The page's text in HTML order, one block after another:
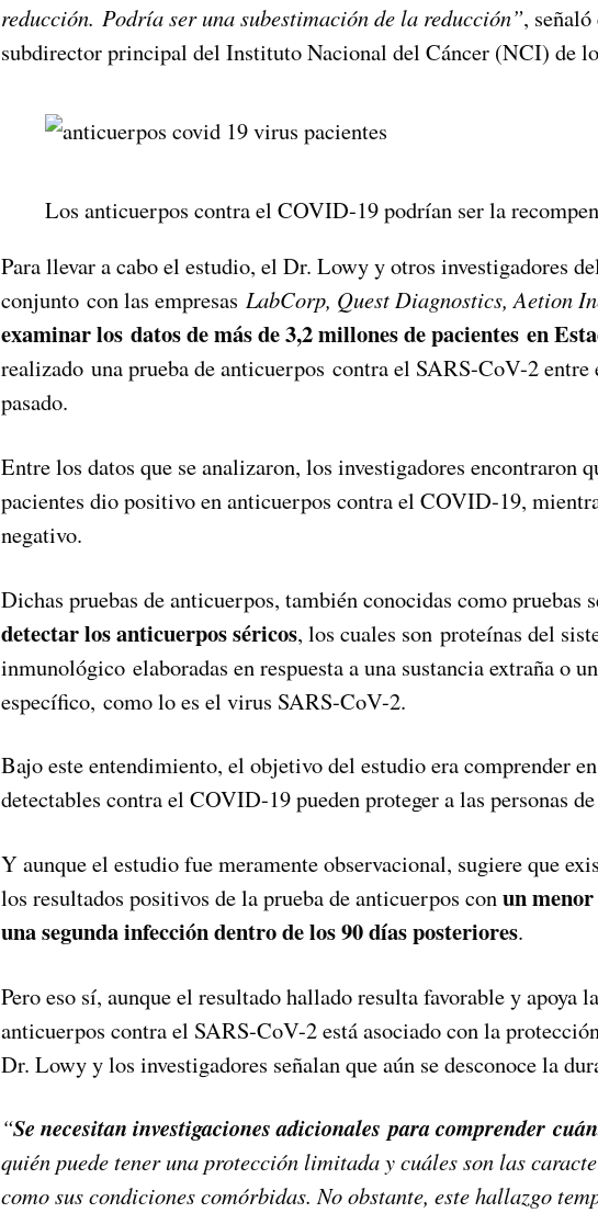
reducción. Podría ser una subestimación de la reducción”,
subdirector principal del Instituto Nacional del Cáncer (NCI) de
Los anticuerpos contra el COVID-19 podrían ser la
Para llevar a cabo el estudio, el Dr. Lowy y otros investigadores
conjunto con las empresas LabCorp, Quest Diagnostics, Aetion
examinar los datos de más de 3,2 millones de pacientes en
realizado una prueba de anticuerpos contra el SARS-CoV-2 entre
pasado.
Entre los datos que se analizaron, los investigadores encontraron
pacientes dio positivo en anticuerpos contra el COVID-19,
negativo.
Dichas pruebas de anticuerpos, también conocidas como pruebas
detectar los anticuerpos séricos, los cuales son proteínas del
inmunológico elaboradas en respuesta a una sustancia extraña o
específico, como lo es el virus SARS-CoV-2.
Bajo este entendimiento, el objetivo del estudio era comprender
detectables contra el COVID-19 pueden proteger a las personas
Y aunque el estudio fue meramente observacional, sugiere que
los resultados positivos de la prueba de anticuerpos conun
una segunda infección dentro de los 90 días posteriores.
Pero eso sí, aunque el resultado hallado resulta favorable y apoya
anticuerpos contra el SARS-CoV-2 está asociado con la
Dr. Lowy y los investigadores señalan que aún se desconoce la
“Se necesitan investigaciones adicionales para comprender
quién puede tener una protección limitada y cuáles son las
como sus condiciones comórbidas. No obstante, este hallazgo